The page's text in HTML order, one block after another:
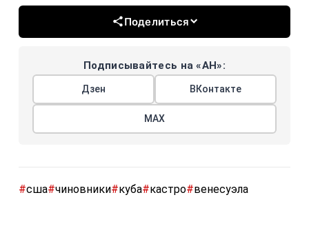
Поделиться
Подписывайтесь на «АН»:
Дзен ВКонтакте
МАХ
#сша#чиновники#куба#кастро#венесуэла